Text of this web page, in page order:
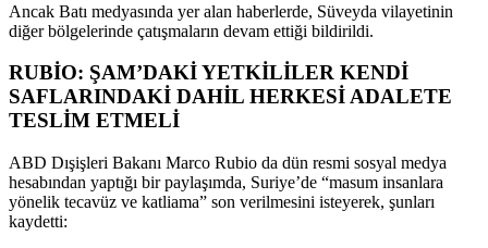
Ancak Batı medyasında yer alan haberlerde, Süveyda vilayetinin
diğer bölgelerinde çatışmaların devam ettiği bildirildi.
RUBİO: ŞAM’DAKİ YETKİLİLER KENDİ
SAFLARINDAKİ DAHİL HERKESİ ADALETE
TESLİM ETMELİ
ABD Dışişleri Bakanı Marco Rubio da dün resmi sosyal medya
hesabından yaptığı bir paylaşımda, Suriye’de “masum insanlara
yönelik tecavüz ve katliama” son verilmesini isteyerek, şunları
kaydetti: